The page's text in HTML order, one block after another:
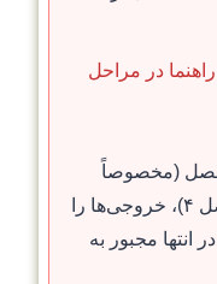
در مراحل
فصل (مخصوصاً
فصل ۳ و شبیه‌سازی اولیه فصل ۴)، خروجی‌ها را
انتها مجبور به